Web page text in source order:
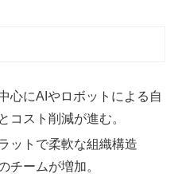
心にAIやロボットによる自
コスト削減が進む。
ットで柔軟な組織構造
チームが増加。